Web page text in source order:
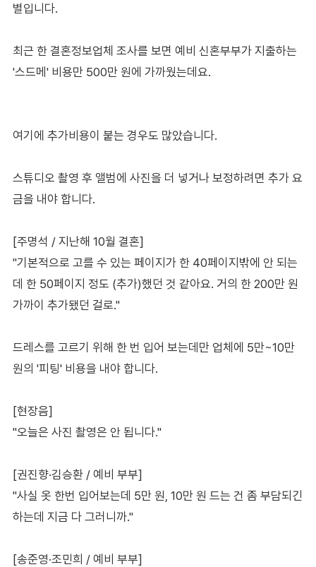
별입니다.
최근 한 결혼정보업체 조사를 보면 예비 신혼부부가 지출하는
'스드메' 비용만 500만 원에 가까웠는데요.
여기에 추가비용이 붙는 경우도 많았습니다.
스튜디오 촬영 후 앨범에 사진을 더 넣거나 보정하려면 추가 요
금을 내야 합니다.
[주명석 / 지난해 10월 결혼]
"기본적으로 고를 수 있는 페이지가 한 40페이지밖에 안 되는
데 한 50페이지 정도 (추가)했던 것 같아요. 거의 한 200만 원
가까이 추가됐던 걸로."
드레스를 고르기 위해 한 번 입어 보는데만 업체에 5만~10만
원의 '피팅' 비용을 내야 합니다.
[현장음]
"오늘은 사진 촬영은 안 됩니다."
[권진향·김승환 / 예비 부부]
"사실 옷 한번 입어보는데 5만 원, 10만 원 드는 건 좀 부담되긴
하는데 지금 다 그러니까."
[송준영·조민희 / 예비 부부]